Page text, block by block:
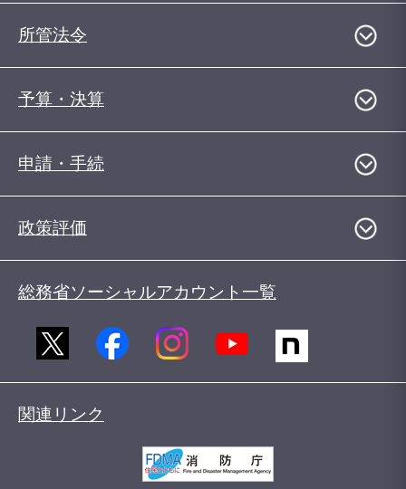
所管法令
予算・決算
申請・手続
政策評価
総務省ソーシャルアカウント一覧
関連リンク